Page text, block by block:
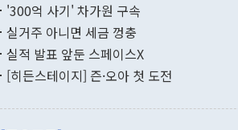
"우리의 선
관은 업무
기록했지만
로 전환됐다.
는 배당수입
'300억 사기' 차가원 구속
실거주 아니면 세금 껑충
실적 발표 앞둔 스페이스X
[히든스테이지] 즌·오아 첫 도전